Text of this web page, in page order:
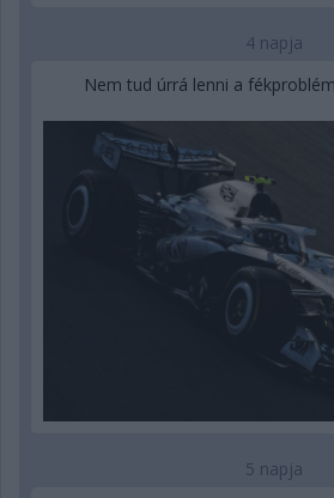
4 napja
Nem tud úrrá lenni a
5 napja